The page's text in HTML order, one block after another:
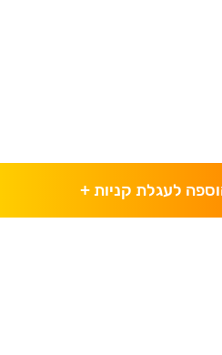
לעגלת קניות+